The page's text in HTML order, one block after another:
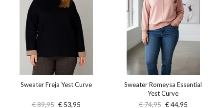
Sweater Freja Yest Curve
€ 89,95 € 53,95
Sweater Romeysa Essential
Yest Curve
€ 74,95 € 44,95